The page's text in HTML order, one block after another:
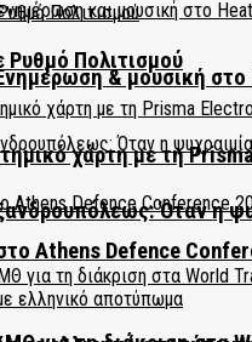
& μουσική στο
Όταν η
Πολιτισμού
χάρτη με τη
Athens Defence